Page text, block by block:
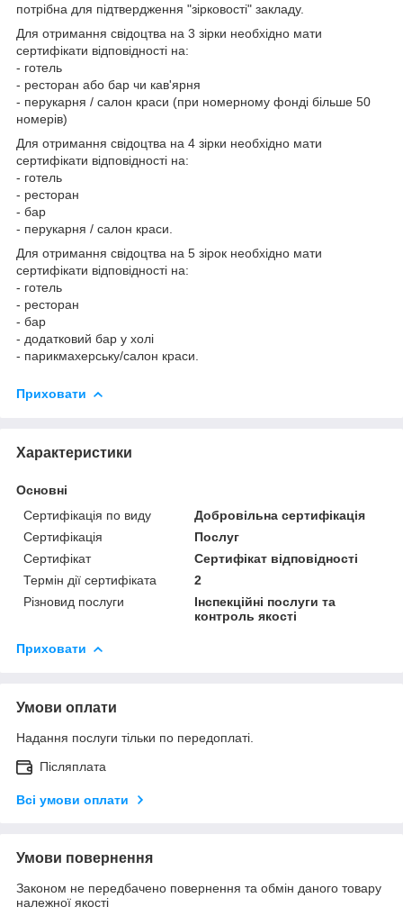
потрібна для підтвердження "зірковості" закладу.
Для отримання свідоцтва на 3 зірки необхідно мати
сертифікати відповідності на:
- готель
- ресторан або бар чи кав'ярня
- перукарня / салон краси (при номерному фонді більше 50
номерів)
Для отримання свідоцтва на 4 зірки необхідно мати
сертифікати відповідності на:
- готель
- ресторан
- бар
- перукарня / салон краси.
Для отримання свідоцтва на 5 зірок необхідно мати
сертифікати відповідності на:
- готель
- ресторан
- бар
- додатковий бар у холі
- парикмахерську/салон краси.
Приховати
Характеристики
Основні
Сертифікація по виду
Добровільна сертифікація
Сертифікація
Послуг
Сертифікат
Сертифікат відповідності
Термін дії сертифіката
2
Різновид послуги
Інспекційні послуги та
контроль якості
Приховати
Умови оплати
Надання послуги тільки по передоплаті.
Післяплата
Всі умови оплати
Умови повернення
Законом не передбачено повернення та обмін даного товару
належної якості